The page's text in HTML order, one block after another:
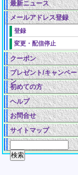
最新ニュース
メールアドレス登録
登録
変更・配信停止
クーポン
プレゼント/キャンペー
ン
初めての方
ヘルプ
お問合せ
サイトマップ